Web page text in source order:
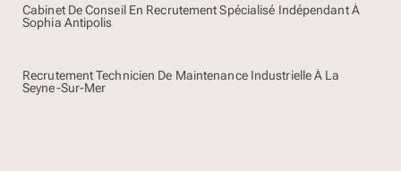
Cabinet De Conseil En Recrutement Spécialisé Indépendant À
Sophia Antipolis
Recrutement Technicien De Maintenance Industrielle À La
Seyne-Sur-Mer